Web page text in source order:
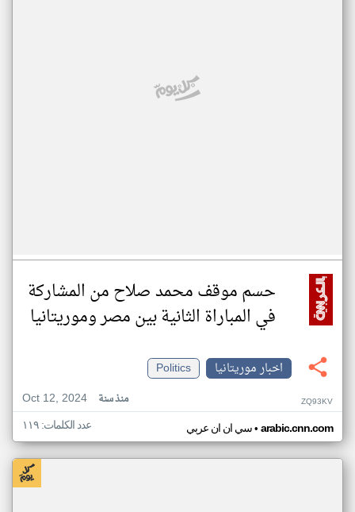
حسم موقف محمد صلاح من المشاركة
في المباراة الثانية بين مصر وموريتانيا
اخبار موريتانيا
Politics
Oct 12, 2024
منذ سنة ZQ93KV
سي ان ان عربي• arabic.cnn.com عدد الكلمات: ١١٩